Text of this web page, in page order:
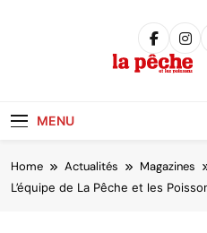
MENU
Home Actualités Magazines
L’équipe de La Pêche et les